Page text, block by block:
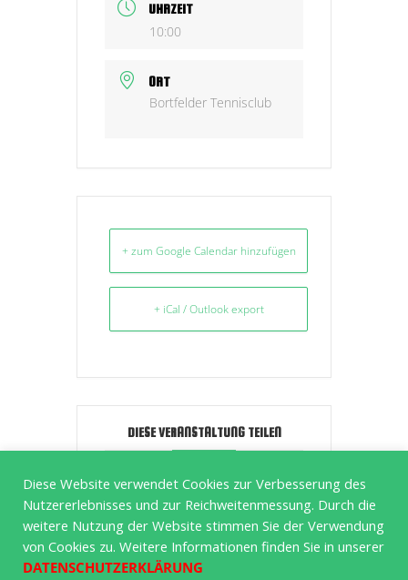
UHRZEIT
10:00
ORT
Bortfelder Tennisclub
+ zum Google Calendar hinzufügen
+ iCal / Outlook export
DIESE VERANSTALTUNG TEILEN
Diese Website verwendet Cookies zur Verbesserung des
Nutzererlebnisses und zur Reichweitenmessung. Durch die
weitere Nutzung der Website stimmen Sie der Verwendung
von Cookies zu. Weitere Informationen finden Sie in unserer
DATENSCHUTZERKLÄRUNG